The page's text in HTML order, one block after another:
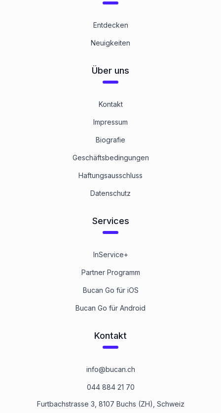
Entdecken
Neuigkeiten
Über uns
Kontakt
Impressum
Biografie
Geschäftsbedingungen
Haftungsausschluss
Datenschutz
Services
InService+
Partner Programm
Bucan Go für iOS
Bucan Go für Android
Kontakt
info@bucan.ch
044 884 21 70
Furtbachstrasse 3, 8107 Buchs (ZH), Schweiz